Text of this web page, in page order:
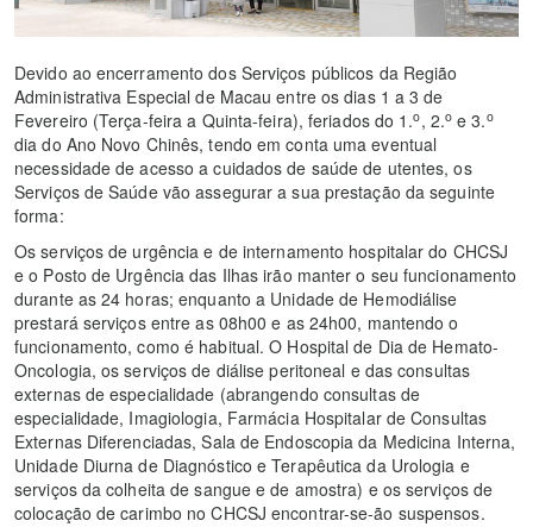
Devido ao encerramento dos Serviços públicos da Região
Administrativa Especial de Macau entre os dias 1 a 3 de
Fevereiro (Terça-feira a Quinta-feira), feriados do 1.o, 2.o e 3.o
dia do Ano Novo Chinês, tendo em conta uma eventual
necessidade de acesso a cuidados de saúde de utentes, os
Serviços de Saúde vão assegurar a sua prestação da seguinte
forma:
Os serviços de urgência e de internamento hospitalar do CHCSJ
e o Posto de Urgência das Ilhas irão manter o seu funcionamento
durante as 24 horas; enquanto a Unidade de Hemodiálise
prestará serviços entre as 08h00 e as 24h00, mantendo o
funcionamento, como é habitual. O Hospital de Dia de Hemato-
Oncologia, os serviços de diálise peritoneal e das consultas
externas de especialidade (abrangendo consultas de
especialidade, Imagiologia, Farmácia Hospitalar de Consultas
Externas Diferenciadas, Sala de Endoscopia da Medicina Interna,
Unidade Diurna de Diagnóstico e Terapêutica da Urologia e
serviços da colheita de sangue e de amostra) e os serviços de
colocação de carimbo no CHCSJ encontrar-se-ão suspensos.